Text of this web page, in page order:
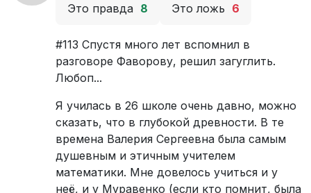
Это правда 8 Это ложь 6
#113 Спустя много лет вспомнил в
разговоре Фаворову, решил загуглить.
Любоп...
Я училась в 26 школе очень давно, можно
сказать, что в глубокой древности. В те
времена Валерия Сергеевна была самым
душевным и этичным учителем
математики. Мне довелось учиться и у
неё, и у Муравенко (если кто помнит, была